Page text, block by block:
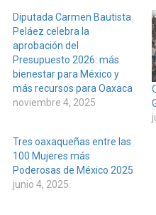
Diputada Carmen Bautista
Peláez celebra la
aprobación del
Presupuesto 2026: más
bienestar para México y
más recursos para Oaxaca
noviembre 4, 2025
Tres oaxaqueñas entre las
100 Mujeres más
Poderosas de México 2025
junio 4, 2025